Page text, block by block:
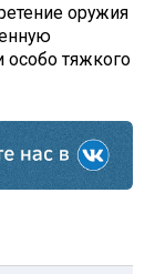
оружия
особо тяжкого